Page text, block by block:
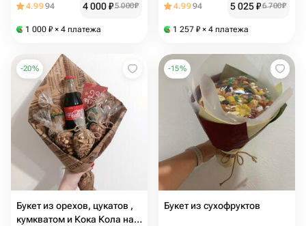
4.9994 4 000₽5 000₽
1 000 ₽ × 4 платежа
4.9994 5 025₽6 700₽
1 257 ₽ × 4 платежа
-20%
Букет из орехов, цукатов ,
кумкватом и Кока Кола на
-15%
Букет из сухофруктов